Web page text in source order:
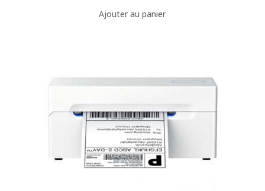
Ajouter au panier